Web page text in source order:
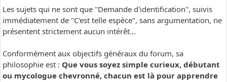
Les sujets qui ne sont que "Demande d'identification", suivis
immédiatement de "C'est telle espèce", sans argumentation, ne
présentent strictement aucun intérêt...
Conformément aux objectifs généraux du forum, sa
philosophie est : Que vous soyez simple curieux, débutant
ou mycologue chevronné, chacun est là pour apprendre